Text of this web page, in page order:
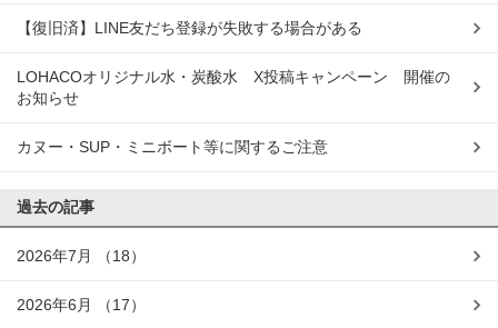
【復旧済】LINE友だち登録が失敗する場合がある
LOHACOオリジナル水・炭酸水 X投稿キャンペーン 開催の
お知らせ
カヌー・SUP・ミニボート等に関するご注意
過去の記事
2026年7月 （18）
2026年6月 （17）